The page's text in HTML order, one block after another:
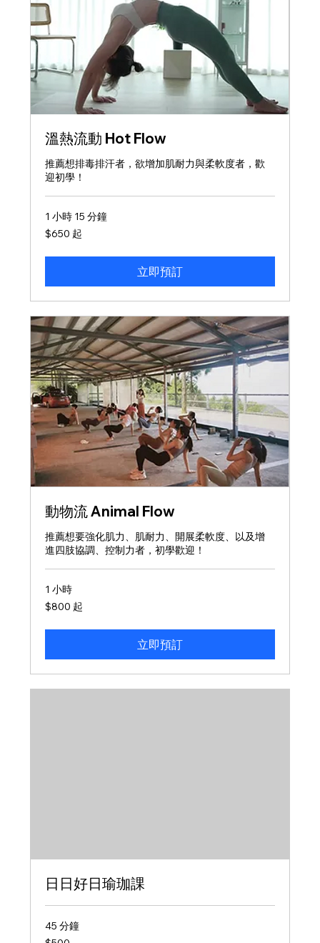
溫熱流動 Hot Flow
推薦想排毒排汗者，欲增加肌耐力與柔軟度者，歡
迎初學！
1 小時 15 分鐘
650
新
幣
$650 起
立即預訂
動物流 Animal Flow
推薦想要強化肌力、肌耐力、開展柔軟度、以及增
進四肢協調、控制力者，初學歡迎！
1 小時
800
新
幣
$800 起
立即預訂
日日好日瑜珈課
45 分鐘
500